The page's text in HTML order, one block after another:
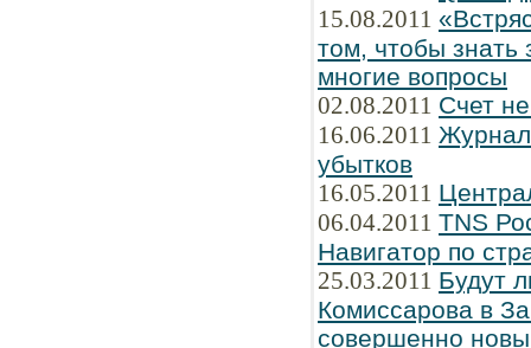
15.08.2011
том, чтобы знать
многие вопросы
02.08.2011 Счет
16.06.2011 Журнал
убытков
16.05.2011
06.04.2011 TNS
Навигатор по
25.03.2011 Будут
Комиссарова в
совершенно